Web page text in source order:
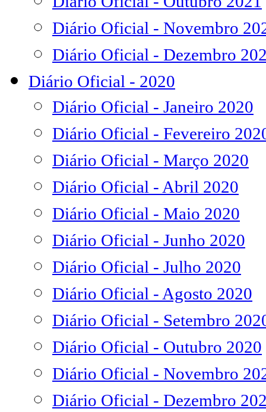
Diário Oficial - Novembro
Diário Oficial - Dezembro
Diário Oficial - 2020
Diário Oficial - Janeiro 2020
Diário Oficial - Fevereiro
Diário Oficial - Março 2020
Diário Oficial - Abril 2020
Diário Oficial - Maio 2020
Diário Oficial - Junho 2020
Diário Oficial - Julho 2020
Diário Oficial - Agosto 2020
Diário Oficial - Setembro
Diário Oficial - Outubro 2020
Diário Oficial - Novembro
Diário Oficial - Dezembro